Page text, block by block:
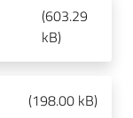
(603.29
kB)
(198.00 kB)